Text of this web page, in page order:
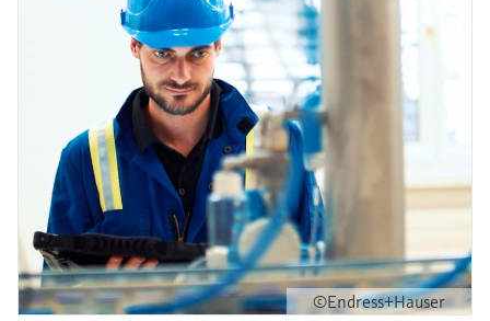
©Endress+Hauser